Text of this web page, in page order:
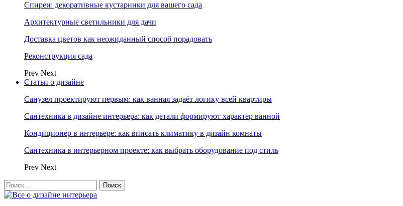
Спиреи: декоративные кустарники для вашего сада
Архитектурные светильники для дачи
Доставка цветов как неожиданный способ порадовать
Реконструкция сада
Prev Next
Статьи о дизайне
Санузел проектируют первым: как ванная задаёт логику всей квартиры
Сантехника в дизайне интерьера: как детали формируют характер ванной
Кондиционер в интерьере: как вписать климатику в дизайн комнаты
Сантехника в интерьерном проекте: как выбрать оборудование под стиль
Prev Next